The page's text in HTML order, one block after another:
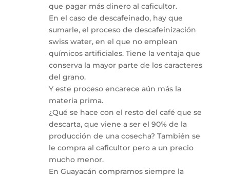
que pagar más dinero al caficultor.
En el caso de descafeinado, hay que
sumarle, el proceso de descafeinización
swiss water, en el que no emplean
químicos artificiales. Tiene la ventaja que
conserva la mayor parte de los caracteres
del grano.
Y este proceso encarece aún más la
materia prima.
¿Qué se hace con el resto del café que se
descarta, que viene a ser el 90% de la
producción de una cosecha? También se
le compra al caficultor pero a un precio
mucho menor.
En Guayacán compramos siempre la